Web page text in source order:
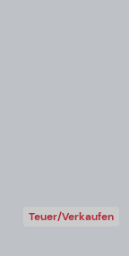
Teuer/Verkaufen